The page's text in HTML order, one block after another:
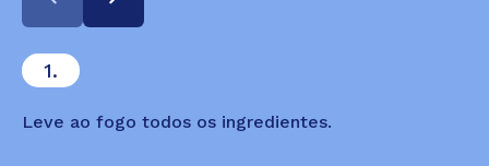
1.
Leve ao fogo todos os ingredientes.